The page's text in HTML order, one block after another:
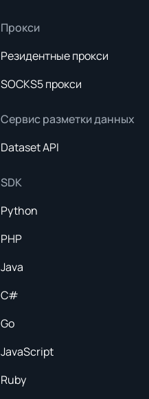
Прокси
Резидентные прокси
SOCKS5 прокси
Сервис разметки данных
Dataset API
SDK
Python
PHP
Java
C#
Go
JavaScript
Ruby